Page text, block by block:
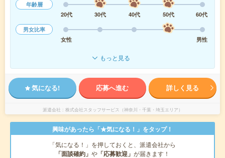
年齢層
20代
30代 40代 50代
60代
男女比率
女性
男性
もっと見る
気になる! 応募へ進む 詳しく見る
派遣会社 株式会社スタッフサービス（神奈川・千葉・埼玉エリア）
興味があったら「★気になる！」をタップ！
「気になる！」を押しておくと、派遣会社から
「面談確約」 や 「応募歓迎」 が届きます！